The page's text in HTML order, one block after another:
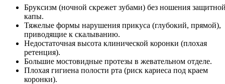
Бруксизм (ночной скрежет зубами) без ношения
капы.
Тяжелые формы нарушения прикуса (глубокий, прямой),
приводящие к скалыванию.
Недостаточная высота клинической коронки (плохая
ретенция).
Большие мостовидные протезы в жевательном отделе.
Плохая гигиена полости рта (риск кариеса под краем
коронки).